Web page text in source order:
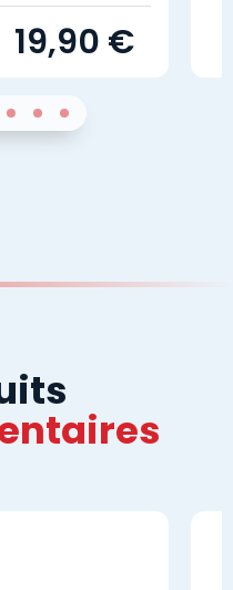
19,90 €
45Sur 46Sur 47Sur 4